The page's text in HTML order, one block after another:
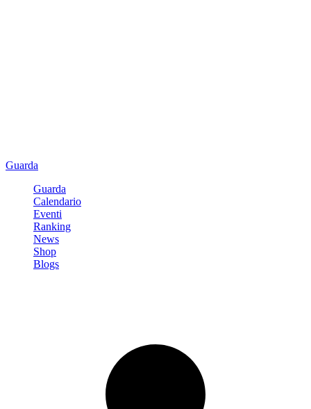
Guarda
Guarda
Calendario
Eventi
Ranking
News
Shop
Blogs